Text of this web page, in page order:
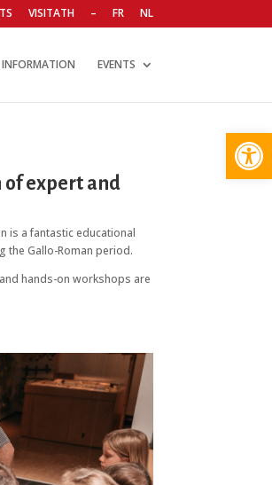
VISITATH – FR NL
INFORMATION EVENTS
of expert and
is a fantastic educational
the Gallo-Roman period.
hands-on workshops are